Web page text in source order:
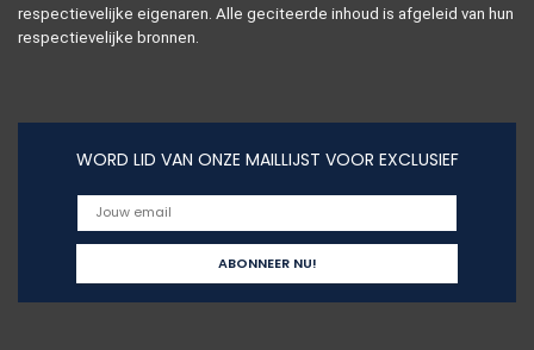
respectievelijke eigenaren. Alle geciteerde inhoud is afgeleid van hun
respectievelijke bronnen.
WORD LID VAN ONZE MAILLIJST VOOR EXCLUSIEF